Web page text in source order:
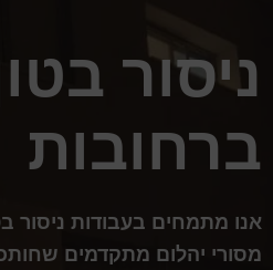
ניסור
ברחובות
אנו מתמחים בעבודות ניסור
מסורי יהלום מתקדמים